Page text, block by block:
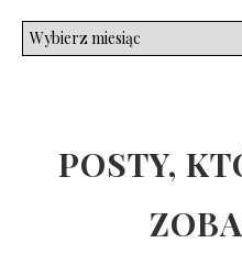
POSTY,